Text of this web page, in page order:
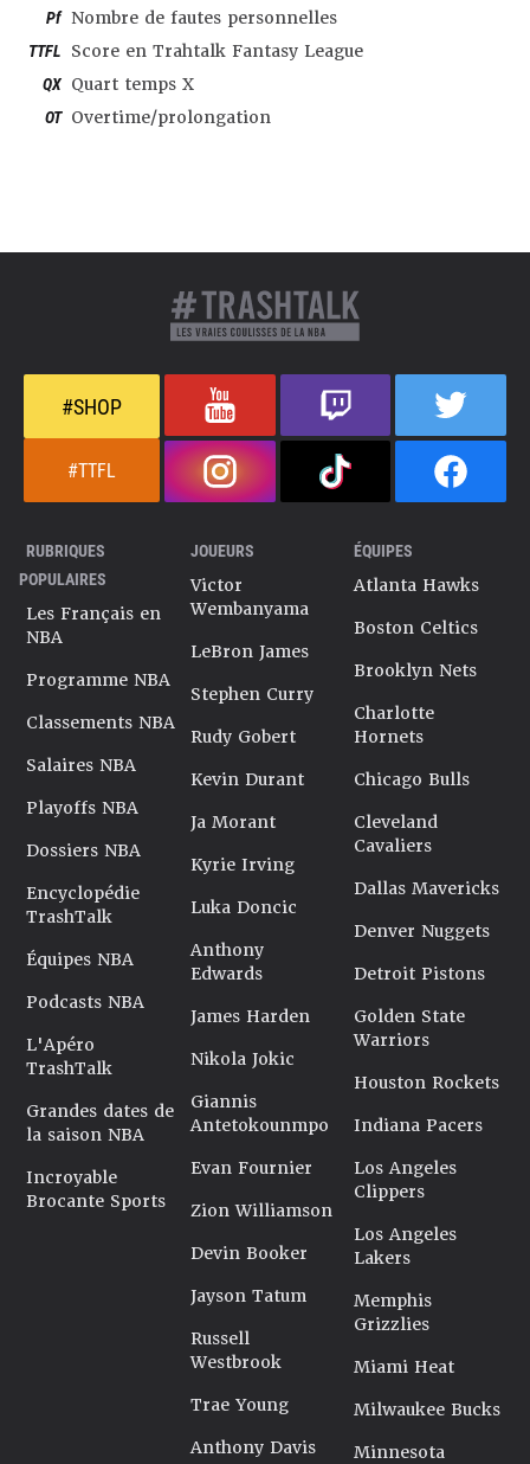
Pf Nombre de fautes personnelles
TTFL Score en Trahtalk Fantasy League
QX Quart temps X
OT Overtime/prolongation
#SHOP
#TTFL
RUBRIQUES
POPULAIRES
Les Français en
NBA
Programme NBA
Classements NBA
Salaires NBA
Playoffs NBA
Dossiers NBA
Encyclopédie
TrashTalk
Équipes NBA
Podcasts NBA
L'Apéro
TrashTalk
Grandes dates de
la saison NBA
Incroyable
Brocante Sports
JOUEURS
Victor
Wembanyama
LeBron James
Stephen Curry
Rudy Gobert
Kevin Durant
Ja Morant
Kyrie Irving
Luka Doncic
Anthony
Edwards
James Harden
Nikola Jokic
Giannis
Antetokounmpo
Evan Fournier
Zion Williamson
Devin Booker
Jayson Tatum
Russell
Westbrook
Trae Young
Anthony Davis
ÉQUIPES
Atlanta Hawks
Boston Celtics
Brooklyn Nets
Charlotte
Hornets
Chicago Bulls
Cleveland
Cavaliers
Dallas Mavericks
Denver Nuggets
Detroit Pistons
Golden State
Warriors
Houston Rockets
Indiana Pacers
Los Angeles
Clippers
Los Angeles
Lakers
Memphis
Grizzlies
Miami Heat
Milwaukee Bucks
Minnesota